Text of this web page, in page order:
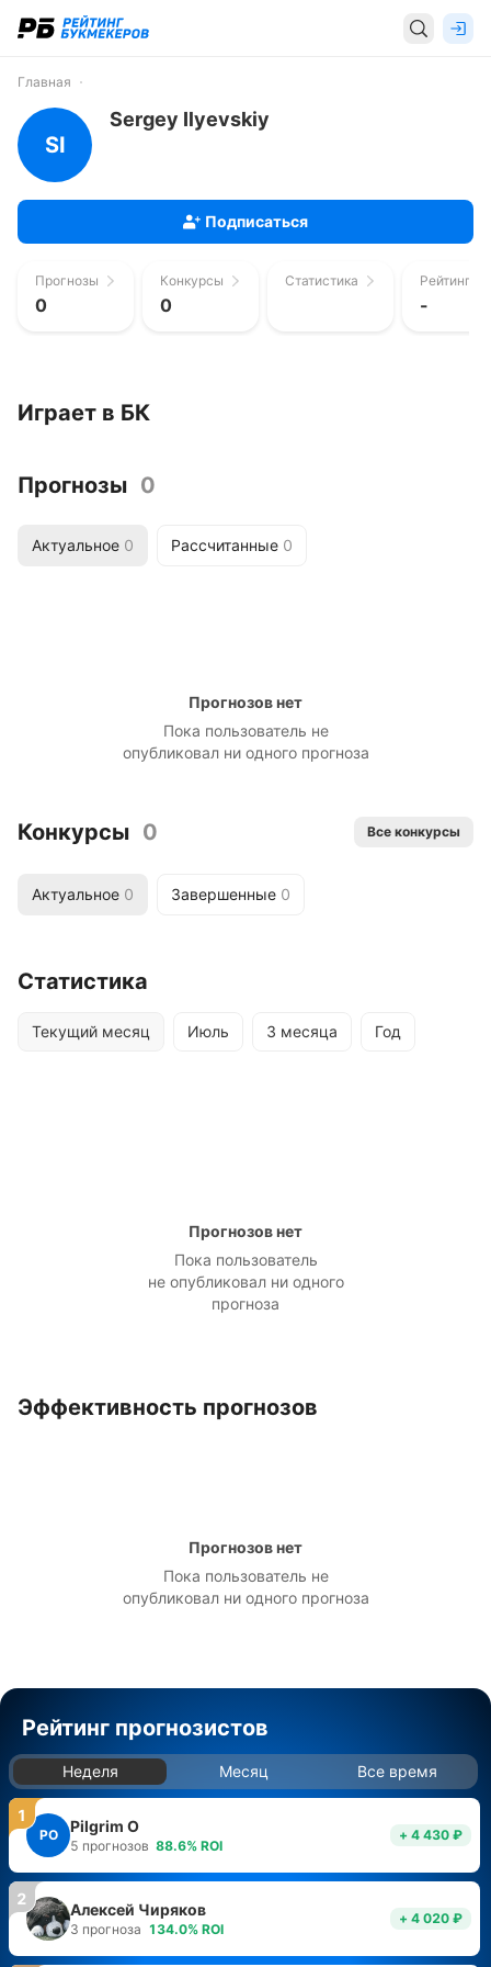
Главная
SI
Sergey Ilyevskiy
Подписаться
Прогнозы
0
Конкурсы
0
Статистика Рейтинг
-
Играет в БК
Прогнозы 0
Актуальное 0 Рассчитанные 0
Прогнозов нет
Пока пользователь не
опубликовал ни одного прогноза
Конкурсы 0 Все конкурсы
Актуальное 0 Завершенные 0
Статистика
Текущий месяц Июль 3 месяца Год
Прогнозов нет
Пока пользователь
не опубликовал ни одного
прогноза
Эффективность прогнозов
Прогнозов нет
Пока пользователь не
опубликовал ни одного прогноза
Рейтинг прогнозистов
Неделя Месяц Все время
1
PO Pilgrim O
5 прогнозов 88.6% ROI
+ 4 430 ₽
2
Алексей Чиряков
3 прогноза 134.0% ROI
+ 4 020 ₽